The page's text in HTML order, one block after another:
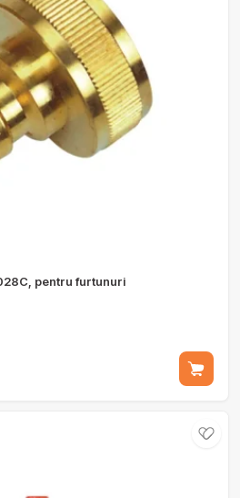
pentru furtunuri